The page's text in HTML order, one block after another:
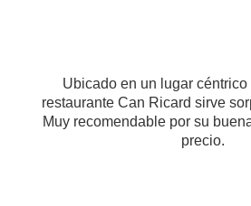
Ubicado en un lugar
restaurante Can Ricard sirve
Muy recomendable por su
precio.